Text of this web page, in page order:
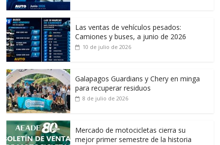
Las ventas de vehículos pesados:
Camiones y buses, a junio de 2026
10 de julio de 2026
Galapagos Guardians y Chery en minga
para recuperar residuos
8 de julio de 2026
Mercado de motocicletas cierra su
mejor primer semestre de la historia